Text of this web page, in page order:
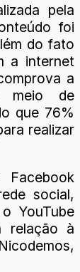
pela
foi
do fato
a internet
a
meio de
que 76%
realizar
social,
YouTube
relação à